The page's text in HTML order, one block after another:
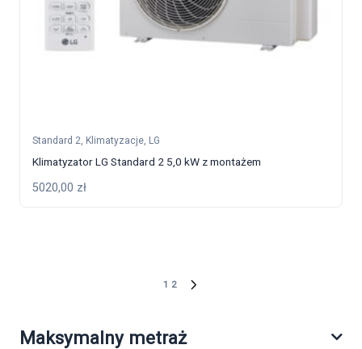
Standard 2 Klimatyzacje LG
Klimatyzator LG Standard 2 5,0 kW z montażem
5020,00 zł
1 2
Maksymalny metraż